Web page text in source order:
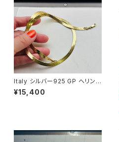
Italy シルバー925 GP ヘリン
ボーンネックレス（5mm / 51c
m）
¥15,400